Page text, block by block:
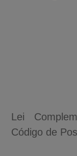
Lei
Código de